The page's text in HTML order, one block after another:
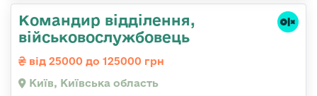
Командир відділення,
військовослужбовець
від 25000 до 125000 грн
Київ, Київська область